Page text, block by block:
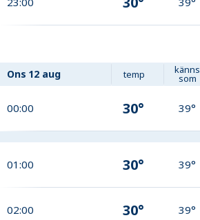
Ons 12 aug temp känns
som
00:00 30° 39°
01:00 30° 39°
02:00 30° 39°